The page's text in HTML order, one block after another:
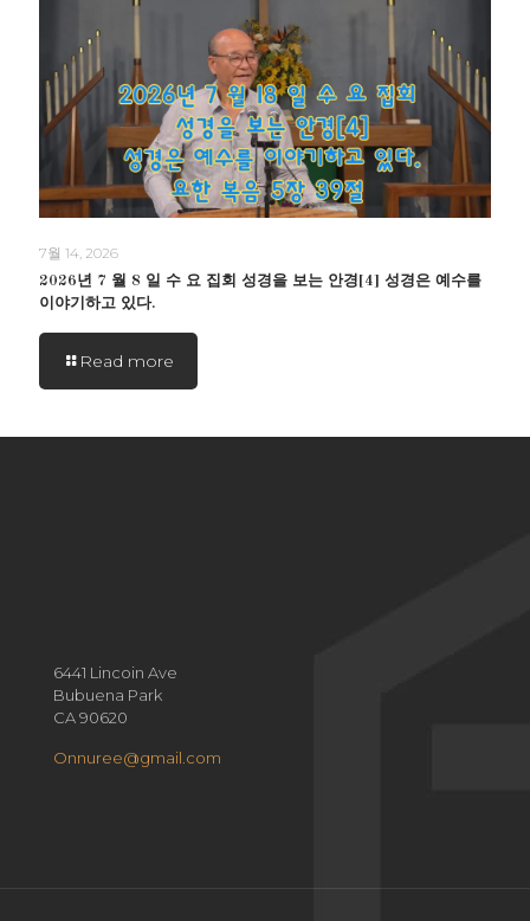
7월 14, 2026
2026년 7 월 8 일 수 요 집회 성경을 보는 안경[4] 성경은 예수를
이야기하고 있다.
Read more
6441 Lincoin Ave
Bubuena Park
CA 90620
Onnuree@gmail.com